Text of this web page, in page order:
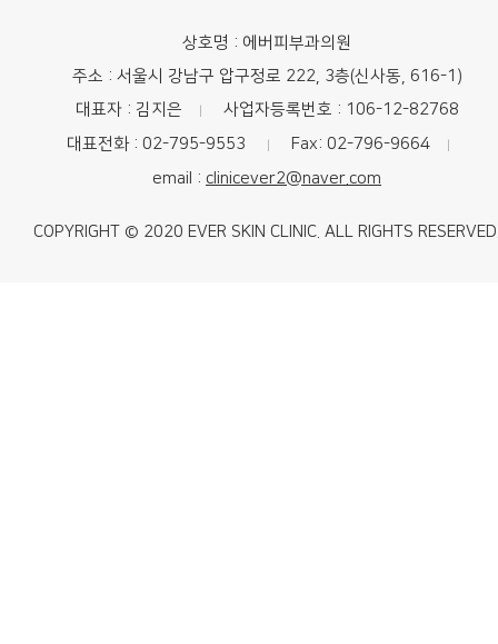
상호명 : 에버피부과의원
주소 : 서울시 강남구 압구정로 222, 3층(신사동, 616-1)
대표자 : 김지은
|
사업자등록번호 : 106-12-82768
대표전화 : 02-795-9553
| Fax: 02-796-9664 |
email : clinicever2@naver.com
COPYRIGHT © 2020 EVER SKIN CLINIC. ALL RIGHTS